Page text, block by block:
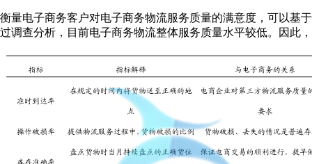
衡量电子商务客户对电子商务物流服务质量的满意度，可以基
过调查分析，目前电子商务物流整体服务质量水平较低。因此